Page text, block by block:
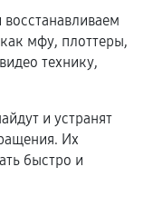
мфу, плоттеры,
технику,
и устранят
Их
быстро и